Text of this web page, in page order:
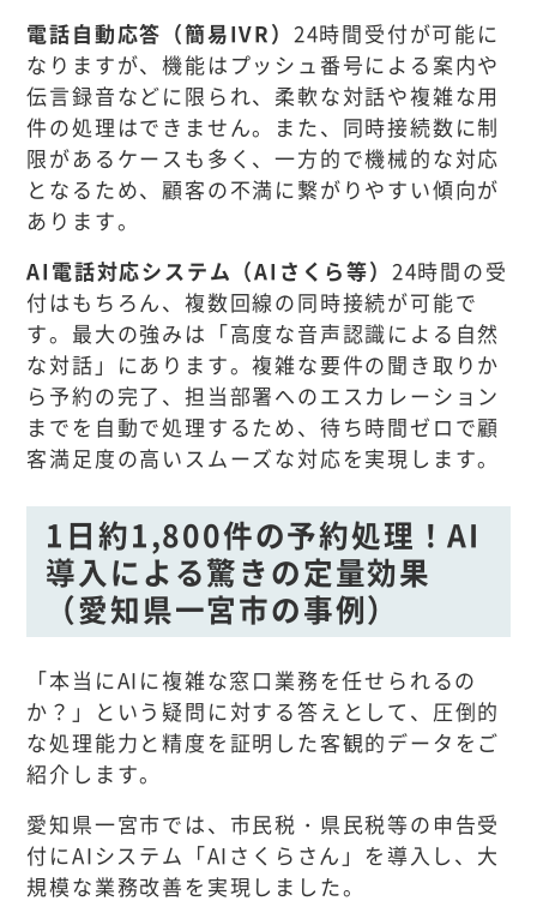
電話自動応答（簡易IVR） 24時間受付が可能に
なりますが、機能はプッシュ番号による案内や
伝言録音などに限られ、柔軟な対話や複雑な用
件の処理はできません。また、同時接続数に制
限があるケースも多く、一方的で機械的な対応
となるため、顧客の不満に繋がりやすい傾向が
あります。
AI電話対応システム（AIさくら等） 24時間の受
付はもちろん、複数回線の同時接続が可能で
す。最大の強みは「高度な音声認識による自然
な対話」にあります。複雑な要件の聞き取りか
ら予約の完了、担当部署へのエスカレーション
までを自動で処理するため、待ち時間ゼロで顧
客満足度の高いスムーズな対応を実現します。
1日約1,800件の予約処理！AI
導入による驚きの定量効果
（愛知県一宮市の事例）
「本当にAIに複雑な窓口業務を任せられるの
か？」という疑問に対する答えとして、圧倒的
な処理能力と精度を証明した客観的データをご
紹介します。
愛知県一宮市では、市民税・県民税等の申告受
付にAIシステム「AIさくらさん」を導入し、大
規模な業務改善を実現しました。